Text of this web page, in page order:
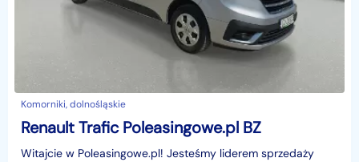
Komorniki, dolnośląskie
Renault Trafic Poleasingowe.pl BZ
Witajcie w Poleasingowe.pl! Jesteśmy liderem sprzedaży